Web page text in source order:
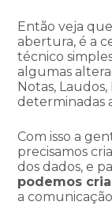
Então veja
abertura, é a
técnico
algumas
Notas,
determinadas
Com isso a
precisamos
dos dados, e
podemos
a